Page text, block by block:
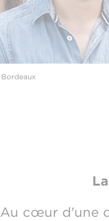
Bordeaux
Au cœur d'une